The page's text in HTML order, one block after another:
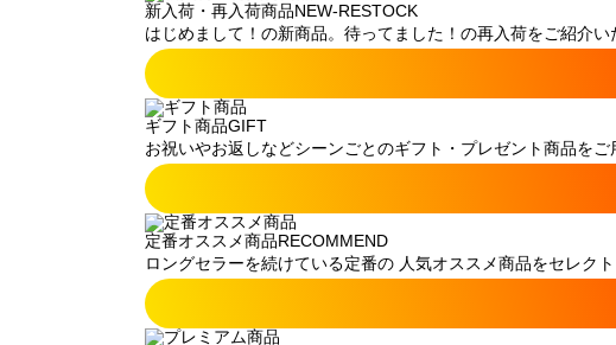
新入荷・再入荷商品NEW-RESTOCK
はじめまして！の新商品。待ってました！の再入荷をご紹介い
ギフト商品GIFT
お祝いやお返しなどシーンごとのギフト・プレゼント商品をご
定番オススメ商品RECOMMEND
ロングセラーを続けている定番の 人気オススメ商品をセレク